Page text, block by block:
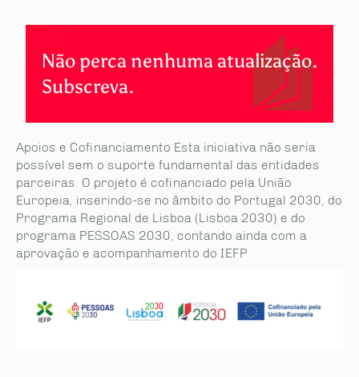
Não perca nenhuma atualização.
Subscreva.
Apoios e Cofinanciamento Esta iniciativa não seria
possível sem o suporte fundamental das entidades
parceiras. O projeto é cofinanciado pela União
Europeia, inserindo-se no âmbito do Portugal 2030, do
Programa Regional de Lisboa (Lisboa 2030) e do
programa PESSOAS 2030, contando ainda com a
aprovação e acompanhamento do IEFP